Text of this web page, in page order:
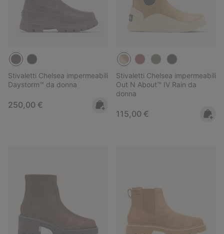
Stivaletti Chelsea impermeabili
Daystorm™ da donna
Regular price:
250,00 €
Stivaletti Chelsea impermeabili
Out N About™ IV Rain da
donna
Regular price:
115,00 €